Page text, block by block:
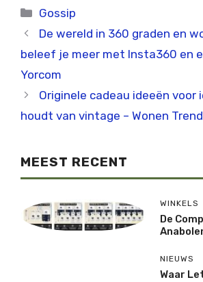
Categorieën
Gossip
De wereld in 360 graden en
beleef je meer met Insta360 en
Yorcom
Originele cadeau ideeën voor
houdt van vintage – Wonen
MEEST RECENT
WINKELS
De
NIEUWS
Waar